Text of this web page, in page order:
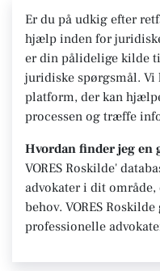
Er du på udkig efter
hjælp inden for
er din pålidelige kilde
juridiske spørgsmål. Vi
platform, der kan
processen og træffe
Hvordan finder jeg en
VORES Roskilde'
advokater i dit
behov. VORES
professionelle